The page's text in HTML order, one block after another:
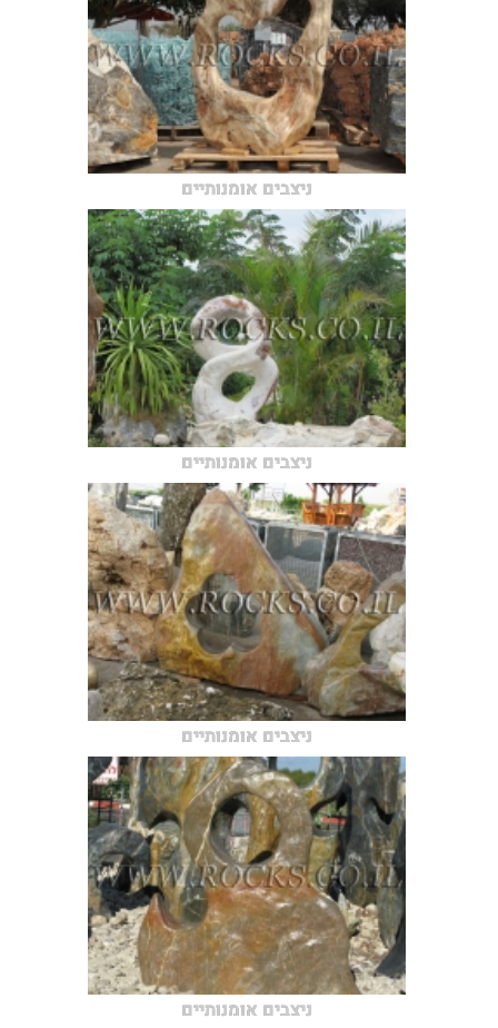
ניצבים אומנותיים
ניצבים אומנותיים
ניצבים אומנותיים
ניצבים אומנותיים